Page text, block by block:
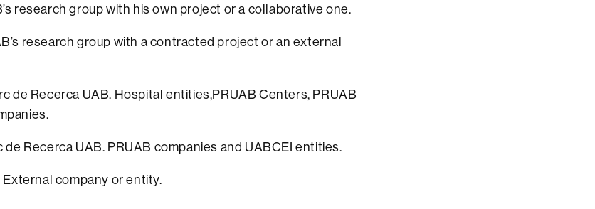
research group with his own project or a collaborative one.
research group with a contracted project or an external
de Recerca UAB. Hospital entities,PRUAB Centers, PRUAB
de Recerca UAB. PRUAB companies and UABCEI entities.
company or entity.